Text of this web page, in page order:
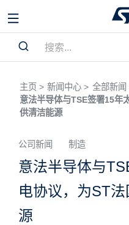
主页 > 新闻中心 > 全部新闻
意法半导体与TSE签署15年
供清洁能源
公司新闻 制造
意法半导体与
电协议，为ST
源